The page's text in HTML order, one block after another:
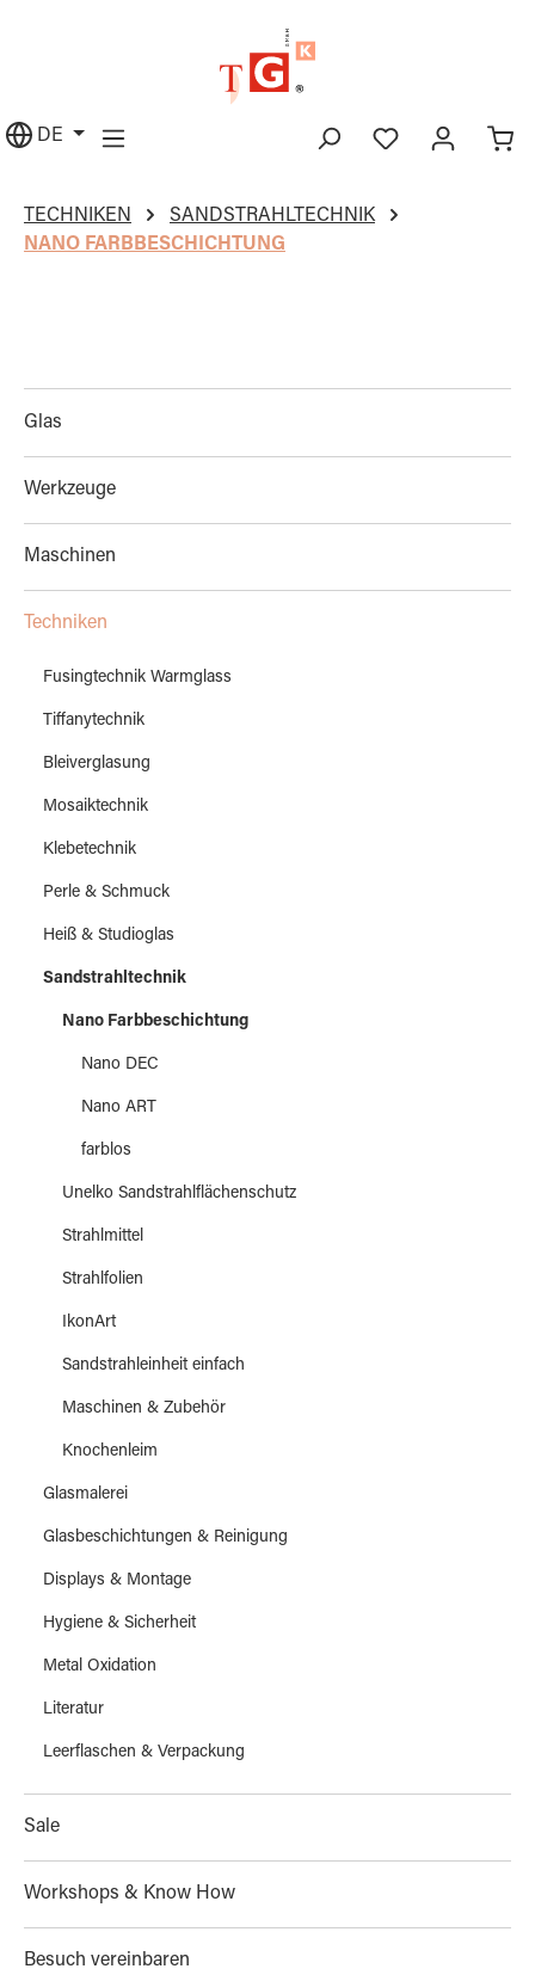
DE
TECHNIKEN
SANDSTRAHLTECHNIK
NANO FARBBESCHICHTUNG
Glas
Werkzeuge
Maschinen
Techniken
Fusingtechnik Warmglass
Tiffanytechnik
Bleiverglasung
Mosaiktechnik
Klebetechnik
Perle & Schmuck
Heiß & Studioglas
Sandstrahltechnik
Nano Farbbeschichtung
Nano DEC
Nano ART
farblos
Unelko Sandstrahlflächenschutz
Strahlmittel
Strahlfolien
IkonArt
Sandstrahleinheit einfach
Maschinen & Zubehör
Knochenleim
Glasmalerei
Glasbeschichtungen & Reinigung
Displays & Montage
Hygiene & Sicherheit
Metal Oxidation
Literatur
Leerflaschen & Verpackung
Sale
Workshops & Know How
Besuch vereinbaren